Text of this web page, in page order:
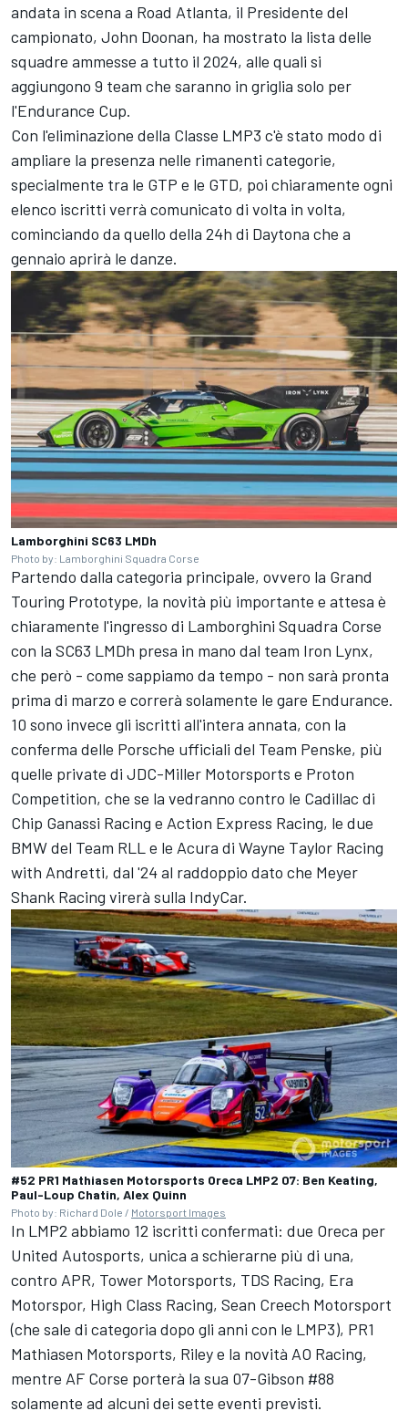
andata in scena a Road Atlanta, il Presidente del
campionato, John Doonan, ha mostrato la lista delle
squadre ammesse a tutto il 2024, alle quali si
aggiungono 9 team che saranno in griglia solo per
l'Endurance Cup.
Con l'eliminazione della Classe LMP3 c'è stato modo di
ampliare la presenza nelle rimanenti categorie,
specialmente tra le GTP e le GTD, poi chiaramente ogni
elenco iscritti verrà comunicato di volta in volta,
cominciando da quello della 24h di Daytona che a
gennaio aprirà le danze.
Lamborghini SC63 LMDh
Photo by: Lamborghini Squadra Corse
Partendo dalla categoria principale, ovvero la Grand
Touring Prototype, la novità più importante e attesa è
chiaramente l'ingresso di Lamborghini Squadra Corse
con la SC63 LMDh presa in mano dal team Iron Lynx,
che però - come sappiamo da tempo - non sarà pronta
prima di marzo e correrà solamente le gare Endurance.
10 sono invece gli iscritti all'intera annata, con la
conferma delle Porsche ufficiali del Team Penske, più
quelle private di JDC-Miller Motorsports e Proton
Competition, che se la vedranno contro le Cadillac di
Chip Ganassi Racing e Action Express Racing, le due
BMW del Team RLL e le Acura di Wayne Taylor Racing
with Andretti, dal '24 al raddoppio dato che Meyer
Shank Racing virerà sulla IndyCar.
#52 PR1 Mathiasen Motorsports Oreca LMP2 07: Ben Keating,
Paul-Loup Chatin, Alex Quinn
Photo by: Richard Dole / Motorsport Images
In LMP2 abbiamo 12 iscritti confermati: due Oreca per
United Autosports, unica a schierarne più di una,
contro APR, Tower Motorsports, TDS Racing, Era
Motorspor, High Class Racing, Sean Creech Motorsport
(che sale di categoria dopo gli anni con le LMP3), PR1
Mathiasen Motorsports, Riley e la novità AO Racing,
mentre AF Corse porterà la sua 07-Gibson #88
solamente ad alcuni dei sette eventi previsti.